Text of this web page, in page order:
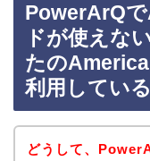
PowerArQ
ドが使えな
たの
利用している
どうして、